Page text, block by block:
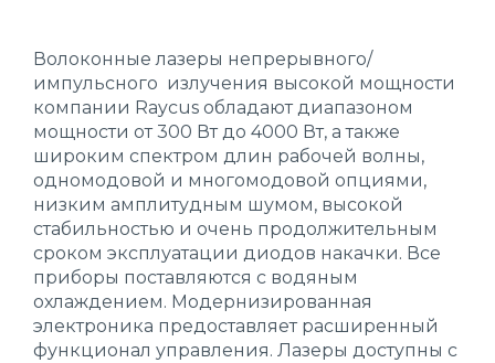
Волоконные лазеры непрерывного/
импульсного излучения высокой мощности
компании Raycus обладают диапазоном
мощности от 300 Вт до 4000 Вт, а также
широким спектром длин рабочей волны,
одномодовой и многомодовой опциями,
низким амплитудным шумом, высокой
стабильностью и очень продолжительным
сроком эксплуатации диодов накачки. Все
приборы поставляются с водяным
охлаждением. Модернизированная
электроника предоставляет расширенный
функционал управления. Лазеры доступны с